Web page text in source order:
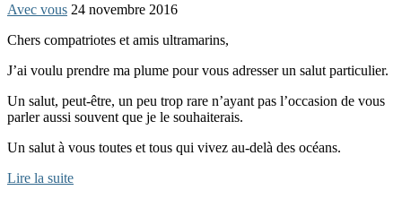
Avec vous 24 novembre 2016
Chers compatriotes et amis ultramarins,
J’ai voulu prendre ma plume pour vous adresser un salut particulier.
Un salut, peut-être, un peu trop rare n’ayant pas l’occasion de vous
parler aussi souvent que je le souhaiterais.
Un salut à vous toutes et tous qui vivez au-delà des océans.
Lire la suite